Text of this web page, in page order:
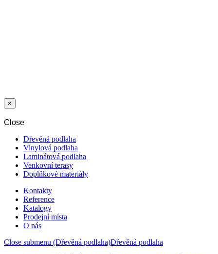
×
Close
Dřevěná podlaha
Vinylová podlaha
Laminátová podlaha
Venkovní terasy
Doplňkové materiály
Kontakty
Reference
Katalogy
Prodejní místa
O nás
Close submenu (Dřevěná podlaha)Dřevěná podlaha